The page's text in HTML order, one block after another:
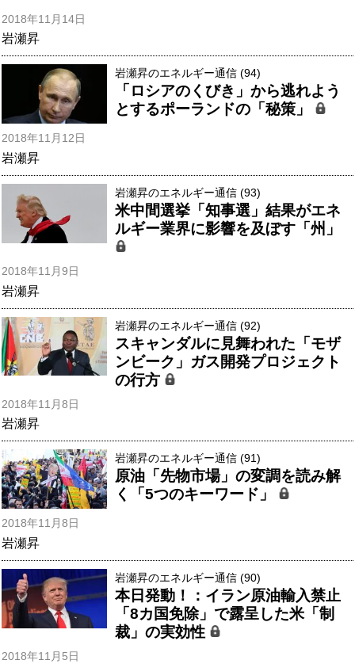
2018年11月14日
岩瀬昇
岩瀬昇のエネルギー通信 (94)
「ロシアのくびき」から逃れよう
とするポーランドの「秘策」
2018年11月12日
岩瀬昇
岩瀬昇のエネルギー通信 (93)
米中間選挙「知事選」結果がエネ
ルギー業界に影響を及ぼす「州」
2018年11月9日
岩瀬昇
岩瀬昇のエネルギー通信 (92)
スキャンダルに見舞われた「モザ
ンビーク」ガス開発プロジェクト
の行方
2018年11月8日
岩瀬昇
岩瀬昇のエネルギー通信 (91)
原油「先物市場」の変調を読み解
く「5つのキーワード」
2018年11月8日
岩瀬昇
岩瀬昇のエネルギー通信 (90)
本日発動！：イラン原油輸入禁止
「8カ国免除」で露呈した米「制
裁」の実効性
2018年11月5日